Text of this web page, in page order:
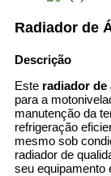
Radiador de
Descrição
Este radiador de
para a
manutenção da
refrigeração
mesmo sob
radiador de
seu equipamento